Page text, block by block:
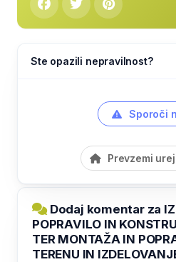
Ste opazili nepravilnost?
Sporoči
Prevzemi
Dodaj komentar za
POPRAVILO IN
TER MONTAŽA IN
TERENU IN